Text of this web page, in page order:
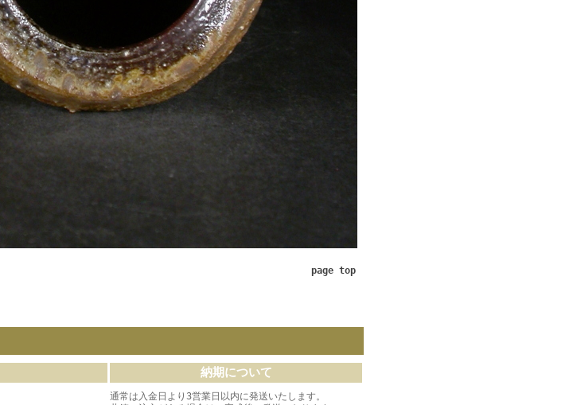
page top
納期について
通常は入金日より3営業日以内に発送いたします。